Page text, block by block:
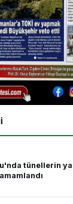
tünellerin